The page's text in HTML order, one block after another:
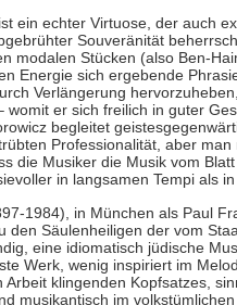
ein echter Virtuose, der auch
Souveränität
modalen Stücken (also Ben-
Energie sich ergebende
Verlängerung
womit er sich freilich in guter
begleitet
Professionalität, aber
die Musiker die Musik vom
in langsamen Tempi als
1984), in München als Paul
den Säulenheiligen der vom
eine idiomatisch jüdische
Werk, wenig inspiriert im
Arbeit klingenden Kopfsatzes,
musikantisch im